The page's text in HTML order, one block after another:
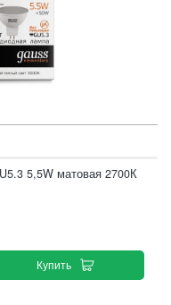
5,5W матовая 2700К
Купить